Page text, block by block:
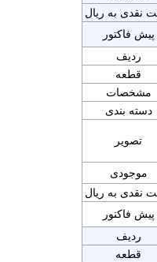
نقدی به ریال
پیش فاکتور
ردیف
قطعه
مشخصات
دسته بندی
تصویر
موجودی
نقدی به ریال
پیش فاکتور
ردیف
قطعه